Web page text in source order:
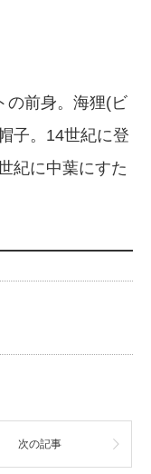
の前身。海狸(ビ
子。14世紀に登
紀に中葉にすた
次の記事